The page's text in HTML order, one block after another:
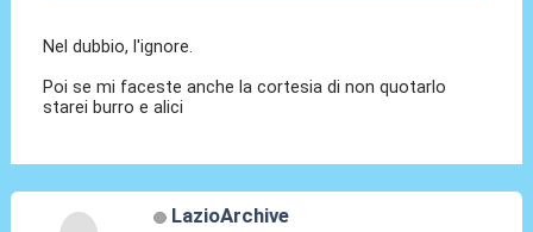
Nel dubbio, l'ignore.
Poi se mi faceste anche la cortesia di non quotarlo
starei burro e alici
LazioArchive